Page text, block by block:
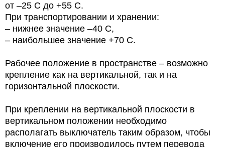
от –25 С до +55 С.
При транспортировании и хранении:
– нижнее значение –40 С,
– наибольшее значение +70 С.
Рабочее положение в пространстве – возможно
крепление как на вертикальной, так и на
горизонтальной плоскости.
При креплении на вертикальной плоскости в
вертикальном положении необходимо
располагать выключатель таким образом, чтобы
включение его производилось путем перевода